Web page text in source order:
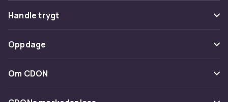
en mer komfortabel passform til aktive barn.
Fine skjorter til spesielle
anledninger
Til konfirmasjon, bryllup, dåp og andre formelle
anledninger er en fin dressskjorte et must.
Vanlige spørsmål
Spor pakke
Angre & returner her
Kontakt oss
Handle trygt
Betaling
Levering
Oppdage
Kategorier
Varemerker
Om CDON
Om oss